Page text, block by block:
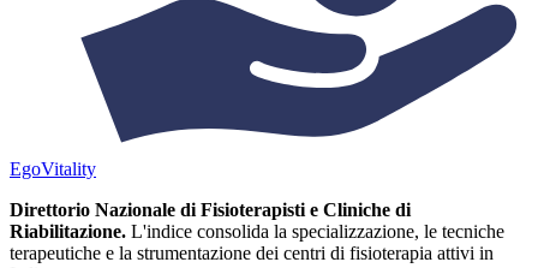
EgoVitality
Direttorio Nazionale di Fisioterapisti e Cliniche di
Riabilitazione. L'indice consolida la specializzazione, le tecniche
terapeutiche e la strumentazione dei centri di fisioterapia attivi in